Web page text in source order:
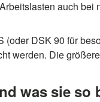
auch
(oder DSK 90 für
werden. Die
was sie so